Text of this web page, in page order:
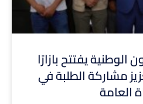
يفتتح بازارًا
مشاركة الطلبة في
العامة